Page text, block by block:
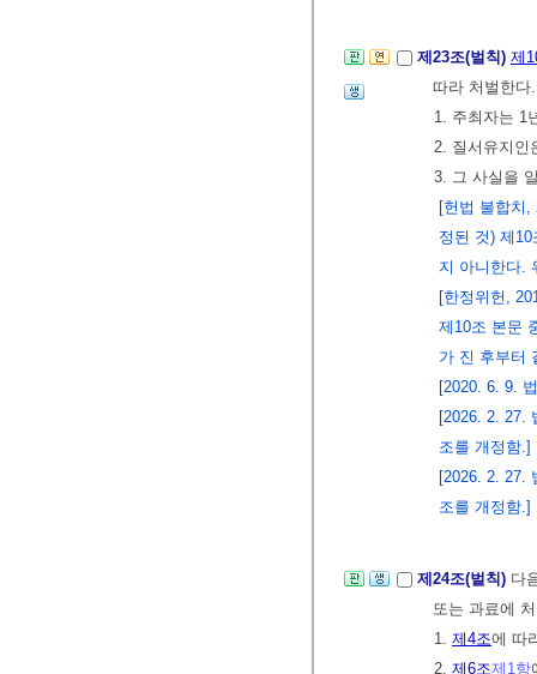
제23조(벌칙) 제
따라 처벌한다.
1. 주최자는 1
2. 질서유지인
3. 그 사실을
[헌법 불합치,
정된 것) 제10
지 아니한다.
[한정위헌,
제10조 본문
가 진 후부터
[2020. 6. 9.
[2026. 2. 27.
조를 개정함.]
[2026. 2. 27.
조를 개정함.]
제24조(벌칙) 다
또는 과료에
1. 제4조에 따
2. 제6조제1항